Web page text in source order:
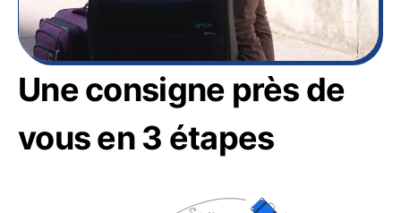
Une consigne près de
vous en 3 étapes